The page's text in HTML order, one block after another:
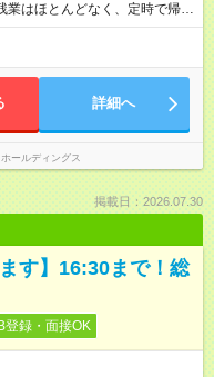
務は進捗管理や事務が中心な
われば、自然と区切りをつけ
詳細へ
ールディングス
掲載日：2026.07.30
す】16:30まで！総
登録・面接OK